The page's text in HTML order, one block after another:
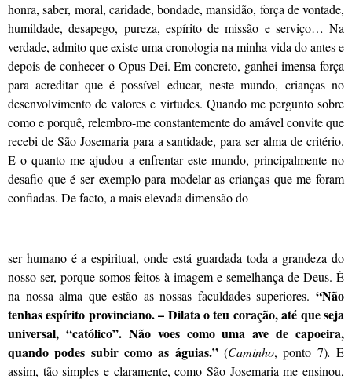
honra, saber, moral, caridade, bondade, mansidão, força de vontade,
humildade, desapego, pureza, espírito de missão e serviço… Na
verdade, admito que existe uma cronologia na minha vida do antes e
depois de conhecer o Opus Dei. Em concreto, ganhei imensa força
para acreditar que é possível educar, neste mundo, crianças no
desenvolvimento de valores e virtudes. Quando me pergunto sobre
como e porquê, relembro-me constantemente do amável convite que
recebi de São Josemaria para a santidade, para ser alma de critério.
E o quanto me ajudou a enfrentar este mundo, principalmente no
desafio que é ser exemplo para modelar as crianças que me foram
confiadas. De facto, a mais elevada dimensão do
ser humano é a espiritual, onde está guardada toda a grandeza do
nosso ser, porque somos feitos à imagem e semelhança de Deus. É
na nossa alma que estão as nossas faculdades superiores. “Não
tenhas espírito provinciano. – Dilata o teu coração, até que seja
universal, “católico”. Não voes como uma ave de capoeira,
quando podes subir como as águias.”(Caminho, ponto 7).E
assim, tão simples e claramente, como São Josemaria me ensinou,